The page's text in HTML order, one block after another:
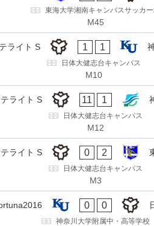
東海大学湘南キャンパスサッカ
M45
ライト S 1 1
日体大健志台キャンパス
M10
ライト S 11 1
日体大健志台キャンパス
M12
ライト S 0 2
日体大健志台キャンパス
M3
0 0
神奈川大学附属中・高等学校